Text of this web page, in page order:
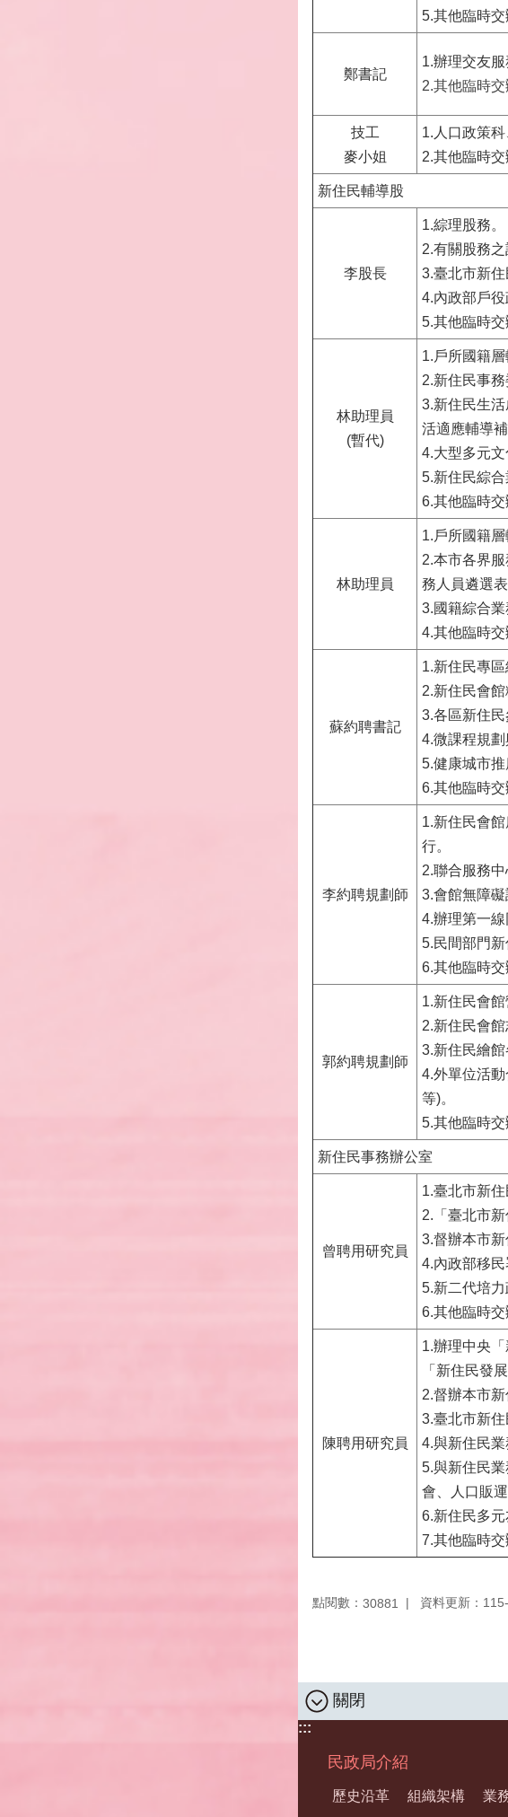
5.其他臨時交
鄭書記
1.辦理交友
2.其他臨時交
技工
麥小姐
1.人口政策
2.其他臨時交
新住民輔導股
李股長
1.綜理股務。
2.有關股務之
3.臺北市新住
4.內政部戶役
5.其他臨時交
林助理員
(暫代)
1.戶所國籍
2.新住民事
3.新住民生
活適應輔導
4.大型多元文
5.新住民綜合
6.其他臨時交
林助理員
1.戶所國籍
2.本市各界
務人員遴選表
3.國籍綜合業
4.其他臨時交
蘇約聘書記
1.新住民專區
2.新住民會館
3.各區新住民
4.微課程規劃
5.健康城市推
6.其他臨時交
李約聘規劃師
1.新住民會
行。
2.聯合服務
3.會館無障
4.辦理第一線
5.民間部門新
6.其他臨時交
郭約聘規劃師
1.新住民會
2.新住民會
3.新住民繪
4.外單位活
等)。
5.其他臨時交
新住民事務辦公室
曾聘用研究員
1.臺北市新
2.「臺北市
3.督辦本市
4.內政部移
5.新二代培力
6.其他臨時交
陳聘用研究員
1.辦理中央
「新住民發
2.督辦本市
3.臺北市新住
4.與新住民
5.與新住民
會、人口販
6.新住民多
7.其他臨時交
點閱數： 30881 資料更新：
關閉
:::
民政局介紹
歷史沿革 組織架構 業